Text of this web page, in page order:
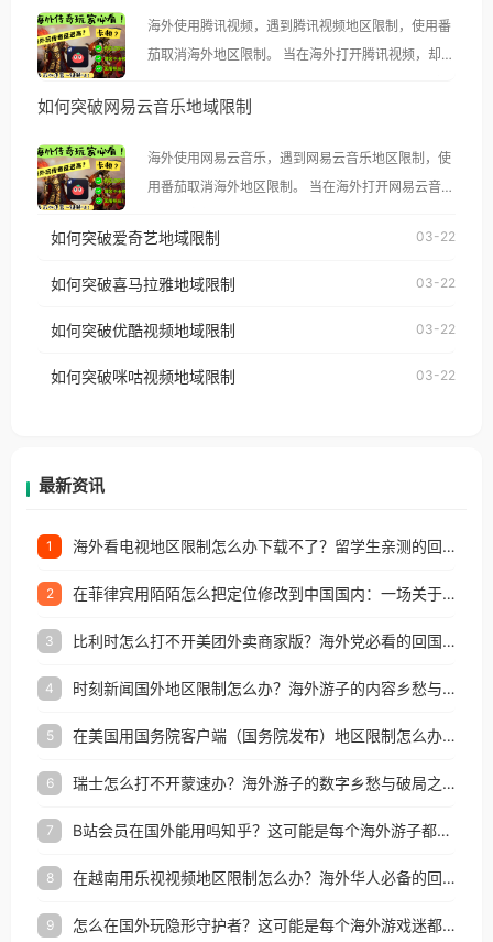
海外使用腾讯视频，遇到腾讯视频地区限制，使用番
茄取消海外地区限制。 当在海外打开腾讯视频，却突
示语。 海外用户如香港、澳门、台湾、美国、加拿
像其他音乐平台一样，出现地区及版权限制问题，且
仅能在中国大陆地区播放。 遇到这个问题的朋友们，
台湾、美国、加拿大、澳大利亚、欧洲等国家和地区
权限制所困扰。
如何突破网易云音乐地域限制
海外使用网易云音乐，遇到网易云音乐地区限制，使
用番茄取消海外地区限制。 当在海外打开网易云音
播放”的提示语。 海外用户如香港、澳门、台湾、美
制问题，且仅能在中国大陆地区播放。 遇到这个问题
户收听网易云音乐地区版权限制」的问题，无论人在
如何突破爱奇艺地域限制 03-22
如何突破喜马拉雅地域限制 03-22
如何突破优酷视频地域限制 03-22
如何突破咪咕视频地域限制 03-22
最新资讯
1 海外看电视地区限制怎么办下载不了？留学生亲测的回国加速方案（附2026世界杯观赛技巧）
2 在菲律宾用陌陌怎么把定位修改到中国国内：一场关于归属感与连接的探索
3 比利时怎么打不开美团外卖商家版？海外党必看的回国加速全攻略
4 时刻新闻国外地区限制怎么办？海外游子的内容乡愁与破局之路
5 在美国用国务院客户端（国务院发布）地区限制怎么办？3步解决海外看国内内容难题
6 瑞士怎么打不开蒙速办？海外游子的数字乡愁与破局之路
7 B站会员在国外能用吗知乎？这可能是每个海外游子都问过的问题
8 在越南用乐视视频地区限制怎么办？海外华人必备的回国加速攻略
9 怎么在国外玩隐形守护者？这可能是每个海外游戏迷都问过的问题